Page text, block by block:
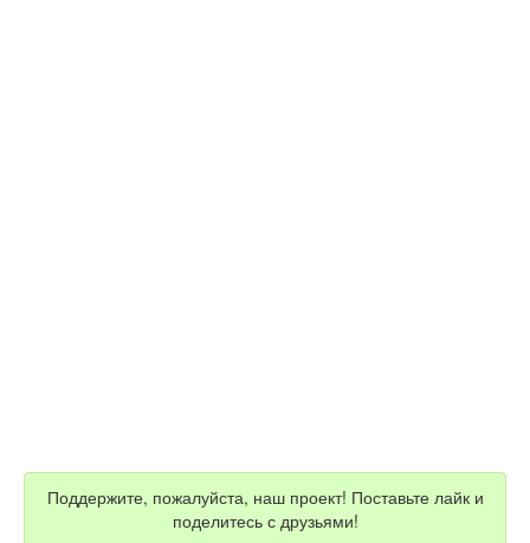
Поддержите, пожалуйста, наш проект! Поставьте лайк и
поделитесь с друзьями!